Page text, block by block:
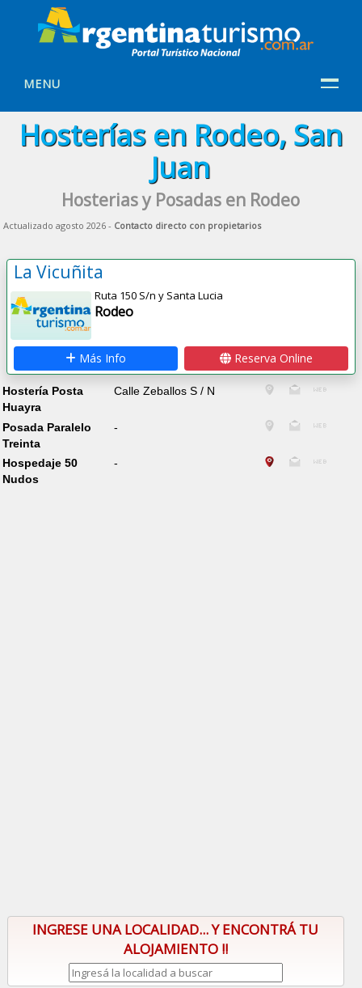
MENU
Hosterías en Rodeo, San
Juan
Hosterias y Posadas en Rodeo
Actualizado agosto 2026 - Contacto directo con propietarios
La Vicuñita
Ruta 150 S/n y Santa Lucia
Rodeo
Más Info Reserva Online
Hostería Posta
Huayra
Calle Zeballos S / N
Posada Paralelo
Treinta
-
Hospedaje 50
Nudos
-
INGRESE UNA LOCALIDAD... Y ENCONTRÁ TU
ALOJAMIENTO !!